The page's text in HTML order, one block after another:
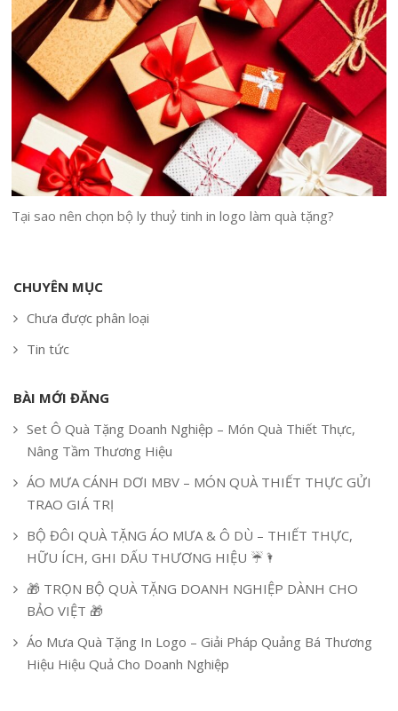
Tại sao nên chọn bộ ly thuỷ tinh in logo làm quà tặng?
CHUYÊN MỤC
Chưa được phân loại
Tin tức
BÀI MỚI ĐĂNG
Set Ô Quà Tặng Doanh Nghiệp – Món Quà Thiết Thực,
Nâng Tầm Thương Hiệu
ÁO MƯA CÁNH DƠI MBV – MÓN QUÀ THIẾT THỰC GỬI
TRAO GIÁ TRỊ
BỘ ĐÔI QUÀ TẶNG ÁO MƯA & Ô DÙ – THIẾT THỰC,
HỮU ÍCH, GHI DẤU THƯƠNG HIỆU ☔🌂
🎁 TRỌN BỘ QUÀ TẶNG DOANH NGHIỆP DÀNH CHO
BẢO VIỆT 🎁
Áo Mưa Quà Tặng In Logo – Giải Pháp Quảng Bá Thương
Hiệu Hiệu Quả Cho Doanh Nghiệp